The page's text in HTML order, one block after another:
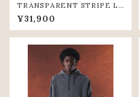
TRANSPARENT STRIPE L
OOSE SHIRTS(BLK)
¥31,900